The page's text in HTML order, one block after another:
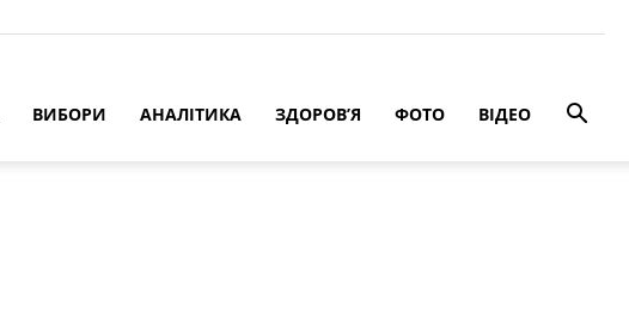
ВИБОРИ АНАЛІТИКА ЗДОРОВ’Я ФОТО ВІДЕО